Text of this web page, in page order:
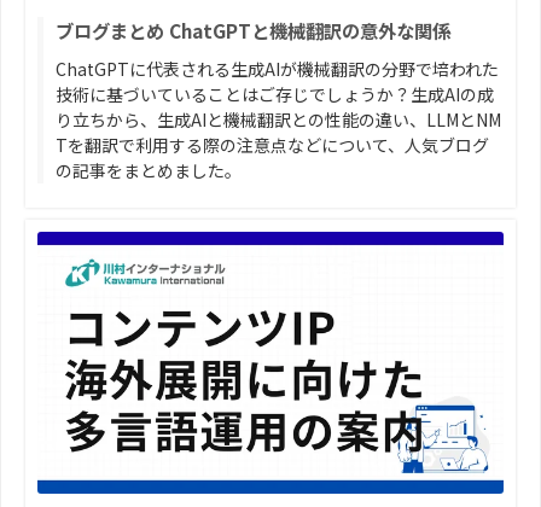
ブログまとめ ChatGPTと機械翻訳の意外な関係
ChatGPTに代表される生成AIが機械翻訳の分野で培われた
技術に基づいていることはご存じでしょうか？生成AIの成
り立ちから、生成AIと機械翻訳との性能の違い、LLMとNM
Tを翻訳で利用する際の注意点などについて、人気ブログ
の記事をまとめました。